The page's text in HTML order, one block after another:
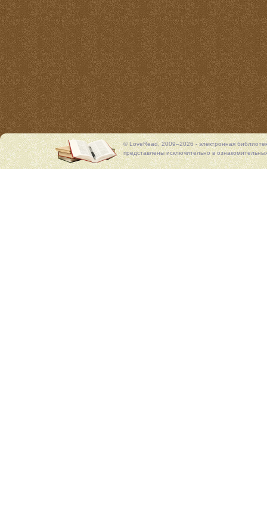
© LoveRead, 2009–2026 - электронная
представлены исключительно в